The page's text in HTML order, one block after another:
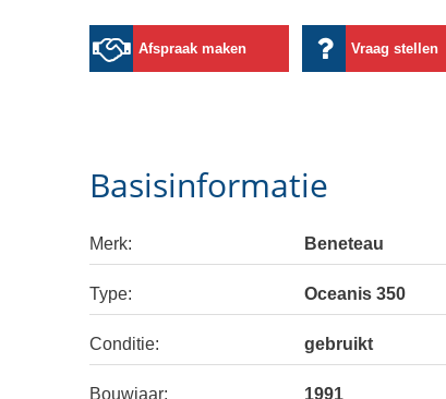
Afspraak maken Vraag stellen
Basisinformatie
Merk: Beneteau
Type: Oceanis 350
Conditie: gebruikt
Bouwjaar: 1991